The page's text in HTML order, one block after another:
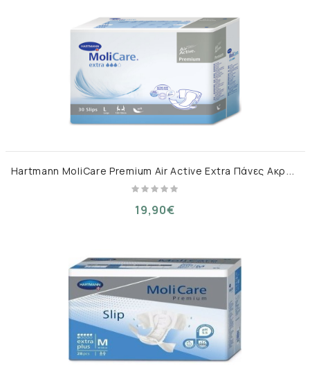
H
artmann MoliCare Premium Air Active Extra Πάνες Ακράτειας Large 30τμχ
19,90€